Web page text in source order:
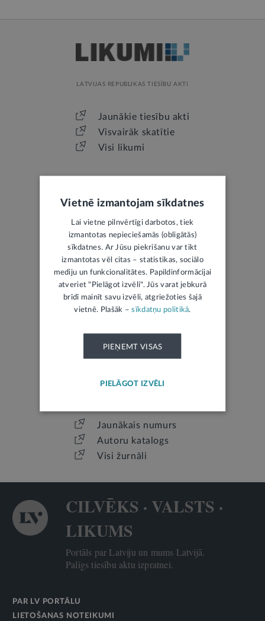
LATVIJAS REPUBLIKAS TIESĪBU AKTI
Jaunākie tiesību akti
Visvairāk skatītie
Visi likumi
LATVIJAS REPUBLIKAS OFICIĀLAIS IZDEVUMS
Jaunākais laidiens
Izsoles
Mantojumu ziņas
Jaunākais numurs
Autoru katalogs
Visi žurnāli
CILVĒKS · VALSTS ·
LIKUMS
Portāls par Latviju un mums Latvijā.
Palīgs tiesību aktu izpratnei.
PAR LV PORTĀLU
LIETOŠANAS NOTEIKUMI
Vietnē izmantojam sīkdatnes
Lai vietne pilnvērtīgi darbotos, tiek
izmantotas nepieciešamās (obligātās)
sīkdatnes. Ar Jūsu piekrišanu var tikt
izmantotas vēl citas – statistikas, sociālo
mediju un funkcionalitātes. Papildinformācijai
atveriet "Pielāgot izvēli". Jūs varat jebkurā
brīdī mainīt savu izvēli, atgriežoties šajā
vietnē. Plašāk –sīkdatņu politikā.
PIEŅEMT VISAS
PIELĀGOT IZVĒLI